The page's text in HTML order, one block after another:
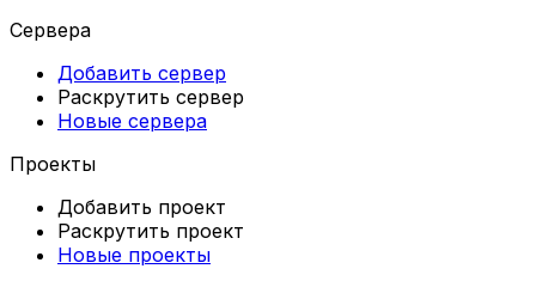
Сервера
Добавить сервер
Раскрутить сервер
Новые сервера
Проекты
Добавить проект
Раскрутить проект
Новые проекты